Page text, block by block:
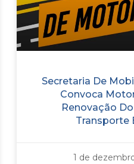
Secretaria De
Convoca
Renovação
Transporte
1 de